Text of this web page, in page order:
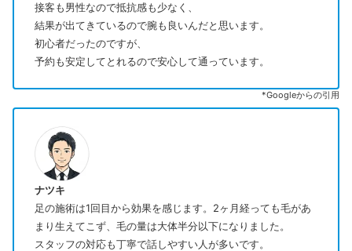
接客も男性なので抵抗感も少なく、
結果が出てきているので腕も良いんだと思います。
初心者だったのですが、
予約も安定してとれるので安心して通っています。
*Googleからの引用
ナツキ
足の施術は1回目から効果を感じます。2ヶ月経っても毛があ
まり生えてこず、毛の量は大体半分以下になりました。
スタッフの対応も丁寧で話しやすい人が多いです。